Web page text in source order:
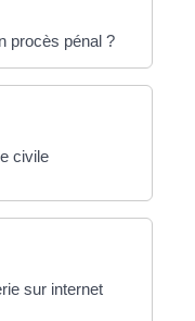
procès pénal ?
civile
sur internet